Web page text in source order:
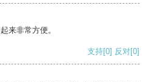
来非常方便。
支持[0] 反对[0]